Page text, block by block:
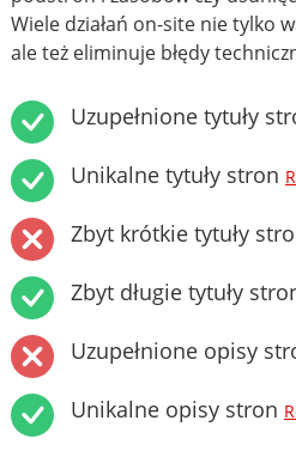
Wiele działań on-site nie tylko
ale też eliminuje błędy
Uzupełnione tytuły
Unikalne tytuły stron
Zbyt krótkie tytuły
Zbyt długie tytuły
Uzupełnione opisy
Unikalne opisy stron